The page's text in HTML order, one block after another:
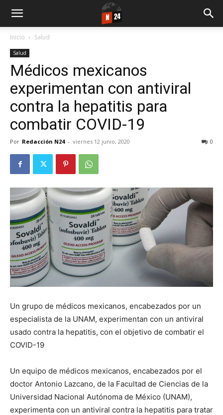
Inicio Salud
Salud
Médicos mexicanos
experimentan con antiviral
contra la hepatitis para
combatir COVID-19
Por Redacción N24 - viernes 12 junio, 2020 0
Un grupo de médicos mexicanos, encabezados por un
especialista de la UNAM, experimentan con un antiviral
usado contra la hepatitis, con el objetivo de combatir el
COVID-19
Un equipo de médicos mexicanos, encabezados por el
doctor Antonio Lazcano, de la Facultad de Ciencias de la
Universidad Nacional Autónoma de México (UNAM),
experimenta con un antiviral contra la hepatitis para tratar